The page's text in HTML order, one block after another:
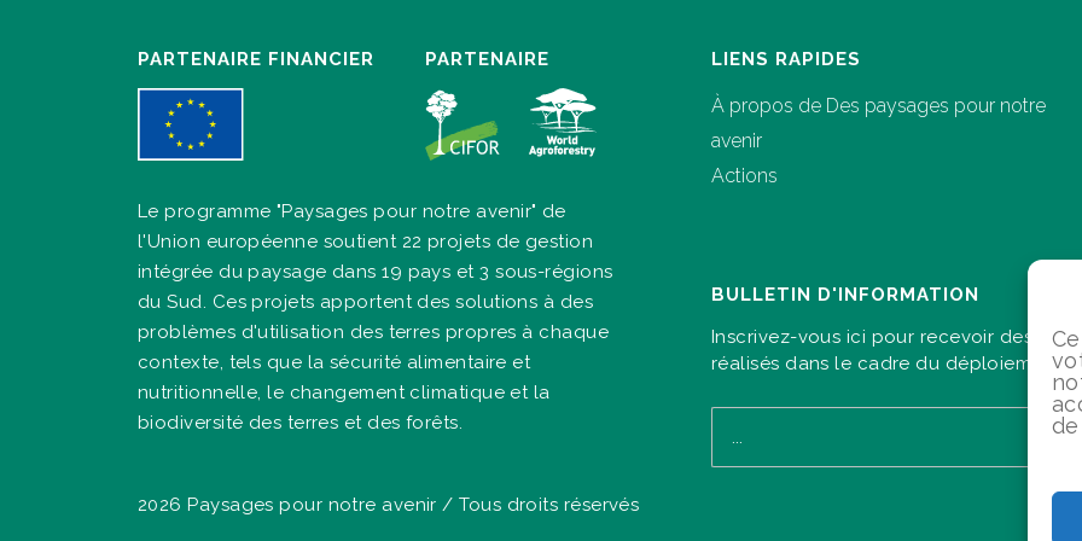
PARTENAIRE FINANCIER PARTENAIRE
Le programme "Paysages pour notre avenir" de
l'Union européenne soutient 22 projets de gestion
intégrée du paysage dans 19 pays et 3 sous-régions
du Sud. Ces projets apportent des solutions à des
problèmes d'utilisation des terres propres à chaque
contexte, tels que la sécurité alimentaire et
nutritionnelle, le changement climatique et la
biodiversité des terres et des forêts.
LIENS RAPIDES
À propos de Des paysages pour notre
avenir
Actions
BULLETIN D'INFORMATION
Inscrivez-vous ici pour recevoir des
réalisés dans le cadre du déploiement
2026 Paysages pour notre avenir / Tous droits réservés